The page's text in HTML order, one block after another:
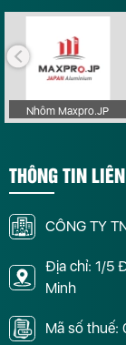
Nhôm Maxpro.JP
THÔNG TIN
CÔNG TY
Địa chỉ: 1/5
Minh
Mã số